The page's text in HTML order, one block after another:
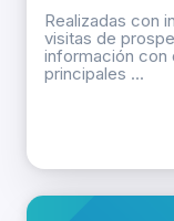
Realizadas con
visitas de
información con
principales ...